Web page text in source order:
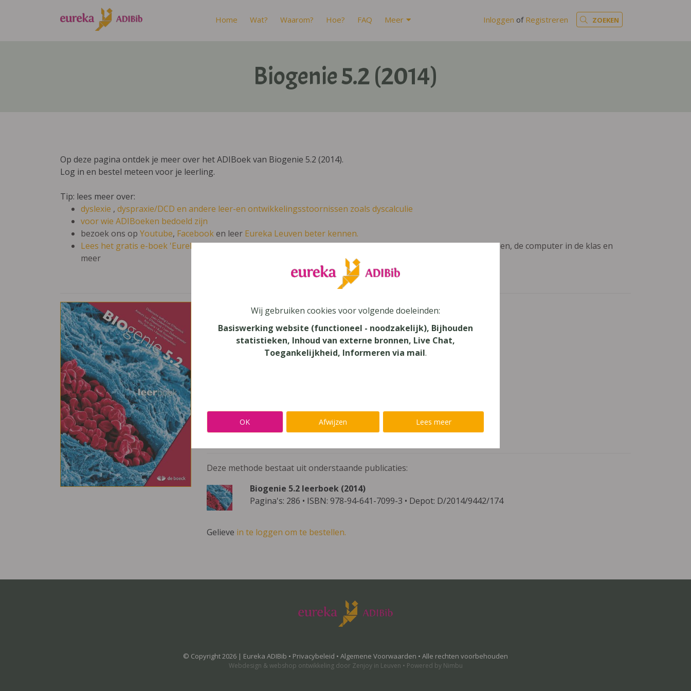
Home Wat? Waarom? Hoe? FAQ Meer Inloggen of Registreren ZOEKEN
Biogenie 5.2 (2014)
Op deze pagina ontdek je meer over het ADIBoek van Biogenie 5.2 (2014).
Log in en bestel meteen voor je leerling.
Tip: lees meer over:
dyslexie , dyspraxie/DCD en andere leer-en ontwikkelingsstoornissen zoals dyscalculie
voor wie ADIBoeken bedoeld zijn
bezoek ons op Youtube, Facebooken leer Eureka Leuven beter kennen.
Lees het gratis e-boek 'Eureka: leren en leven in je talent'en lees meer over thema's als redelijke aanpassingen, de computer in de klas en
meer
Biogenie 5.2 (2014)
Vak
Biologie
Uitgeverij
Deze methode bestaat uit onderstaande publicaties:
Biogenie 5.2 leerboek (2014)
Pagina's: 286 • ISBN: 978-94-641-7099-3 • Depot: D/2014/9442/174
Gelieve in te loggen om te bestellen.
© Copyright 2026 | Eureka ADIBib • Privacybeleid • Algemene Voorwaarden • Alle rechten voorbehouden
Webdesign & webshop ontwikkelingdoor Zenjoy in Leuven • Powered by Nimbu
Wij gebruiken cookies voor volgende doeleinden:
Basiswerking website (functioneel - noodzakelijk), Bijhouden
statistieken, Inhoud van externe bronnen, Live Chat,
Toegankelijkheid, Informeren via mail.
OK Afwijzen Lees meer